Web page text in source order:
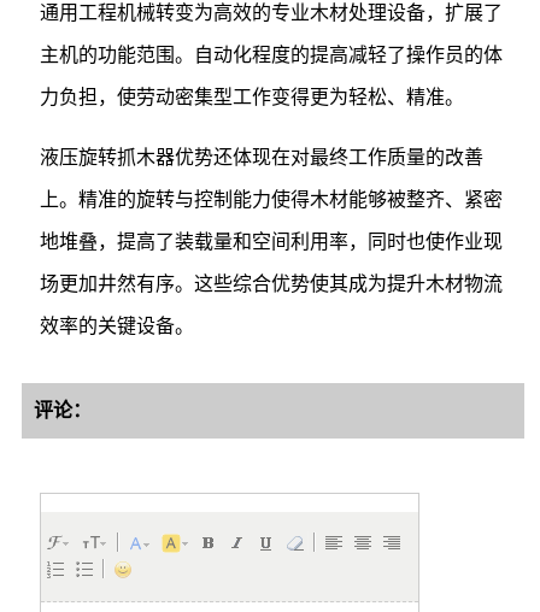
通用工程机械转变为高效的专业木材处理设备，扩展了
主机的功能范围。自动化程度的提高减轻了操作员的体
力负担，使劳动密集型工作变得更为轻松、精准。
液压旋转抓木器优势还体现在对最终工作质量的改善
上。精准的旋转与控制能力使得木材能够被整齐、紧密
地堆叠，提高了装载量和空间利用率，同时也使作业现
场更加井然有序。这些综合优势使其成为提升木材物流
效率的关键设备。
评论：